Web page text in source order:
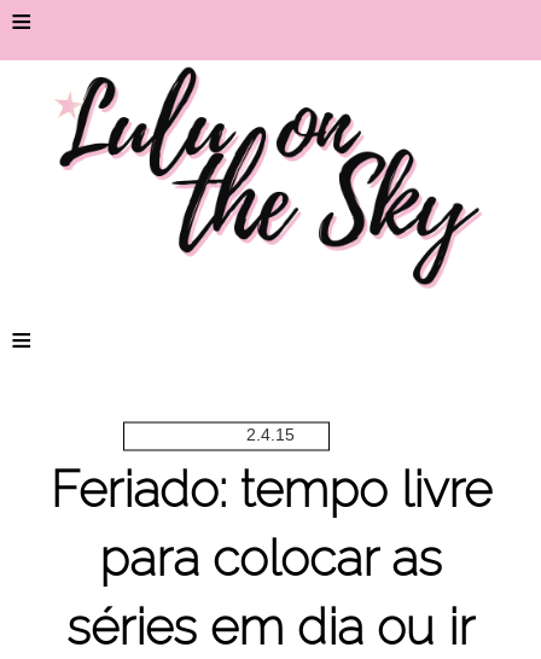
≡
≡
2.4.15
Feriado: tempo livre
para colocar as
séries em dia ou ir